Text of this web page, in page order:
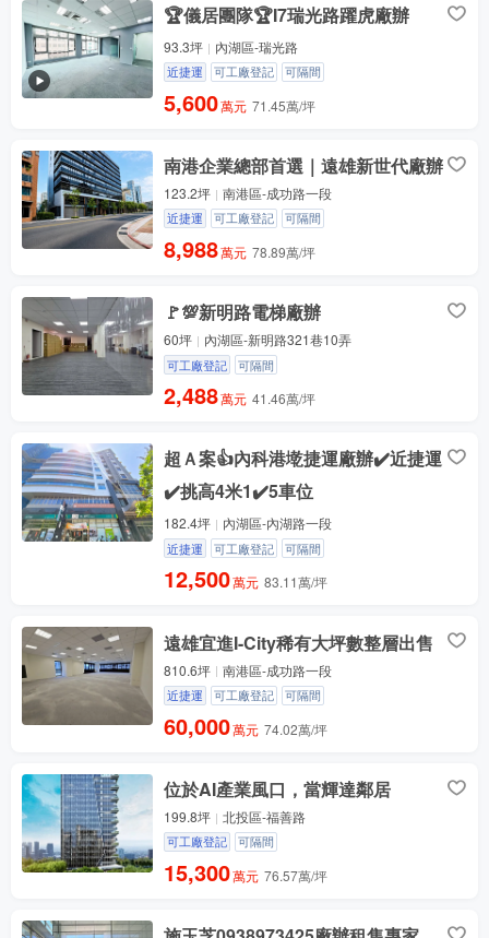
🏆儀居團隊🏆I7瑞光路躍虎廠辦
93.3坪 內湖區-瑞光路
近捷運 可工廠登記 可隔間
5,600萬元 71.45萬/坪
南港企業總部首選｜遠雄新世代廠辦
123.2坪 南港區-成功路一段
近捷運 可工廠登記 可隔間
8,988萬元 78.89萬/坪
🚩💯新明路電梯廠辦
60坪 內湖區-新明路321巷10弄
可工廠登記 可隔間
2,488萬元 41.46萬/坪
超Ａ案👍內科港墘捷運廠辦✔️近捷運
✔️挑高4米1✔️5車位
182.4坪 內湖區-內湖路一段
近捷運 可工廠登記 可隔間
12,500萬元 83.11萬/坪
遠雄宜進I-City稀有大坪數整層出售
810.6坪 南港區-成功路一段
近捷運 可工廠登記 可隔間
60,000萬元 74.02萬/坪
位於AI產業風口，當輝達鄰居
199.8坪 北投區-福善路
可工廠登記 可隔間
15,300萬元 76.57萬/坪